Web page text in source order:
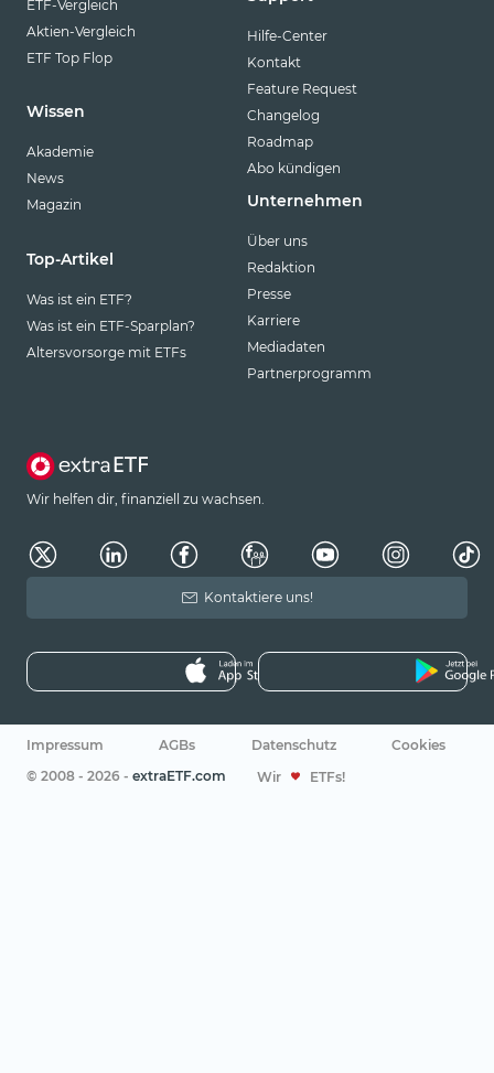
ETF-Vergleich
Aktien-Vergleich
ETF Top Flop
Wissen
Akademie
News
Magazin
Top-Artikel
Was ist ein ETF?
Was ist ein ETF-Sparplan?
Altersvorsorge mit ETFs
Hilfe-Center
Kontakt
Feature Request
Changelog
Roadmap
Abo kündigen
Unternehmen
Über uns
Redaktion
Presse
Karriere
Mediadaten
Partnerprogramm
Wir helfen dir, finanziell zu wachsen.
Kontaktiere uns!
Impressum AGBs Datenschutz
Cookies
© 2008 - 2026 - extraETF.com Wir ETFs!